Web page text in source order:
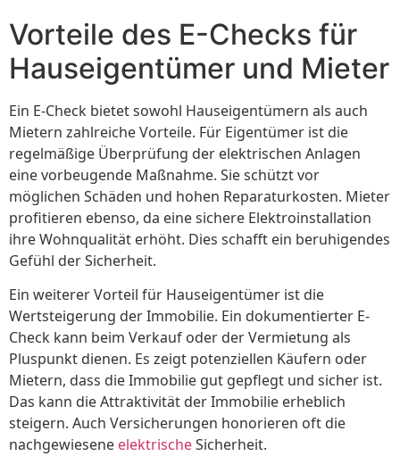
Vorteile des E-Checks für
Hauseigentümer und Mieter
Ein E-Check bietet sowohl Hauseigentümern als auch
Mietern zahlreiche Vorteile. Für Eigentümer ist die
regelmäßige Überprüfung der elektrischen Anlagen
eine vorbeugende Maßnahme. Sie schützt vor
möglichen Schäden und hohen Reparaturkosten. Mieter
profitieren ebenso, da eine sichere Elektroinstallation
ihre Wohnqualität erhöht. Dies schafft ein beruhigendes
Gefühl der Sicherheit.
Ein weiterer Vorteil für Hauseigentümer ist die
Wertsteigerung der Immobilie. Ein dokumentierter E-
Check kann beim Verkauf oder der Vermietung als
Pluspunkt dienen. Es zeigt potenziellen Käufern oder
Mietern, dass die Immobilie gut gepflegt und sicher ist.
Das kann die Attraktivität der Immobilie erheblich
steigern. Auch Versicherungen honorieren oft die
nachgewiesene elektrischeSicherheit.